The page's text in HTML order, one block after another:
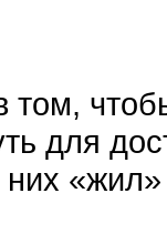
том,
для